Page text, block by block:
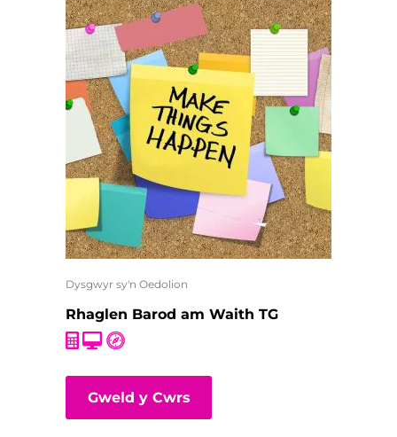
Dysgwyr sy'n Oedolion
Rhaglen Barod am Waith TG
Gweld y Cwrs